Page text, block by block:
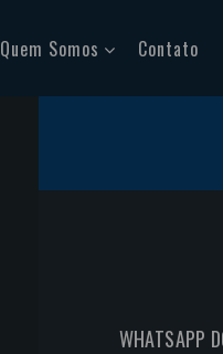
Quem Somos Contato
WHATSAPP